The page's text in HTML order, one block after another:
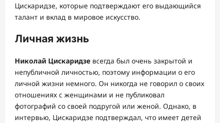
Цискаридзе, которые подтверждают его выдающийся
талант и вклад в мировое искусство.
Личная жизнь
Николай Цискаридзе всегда был очень закрытой и
непубличной личностью, поэтому информации о его
личной жизни немного. Он никогда не говорил о своих
отношениях с женщинами и не публиковал
фотографий со своей подругой или женой. Однако, в
интервью, Цискаридзе подтверждал, что имеет детей